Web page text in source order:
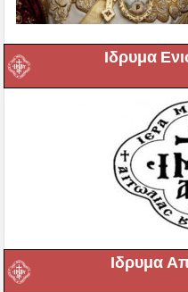
Ιδρυμα
Ιδρυμα